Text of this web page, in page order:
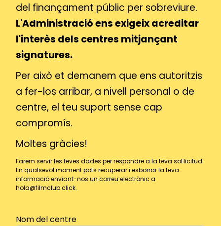
del finançament públic per sobreviure.
L'Administració ens exigeix acreditar
l'interès dels centres mitjançant
signatures.
Per això et demanem que ens autoritzis
a fer-los arribar, a nivell personal o de
centre, el teu suport sense cap
compromís.
Moltes gràcies!
Farem servir les teves dades per respondre a la teva sol·licitud.
En qualsevol moment pots recuperar i esborrar la teva
informació enviant-nos un correu electrònic a
hola@filmclub.click.
Nom del centre